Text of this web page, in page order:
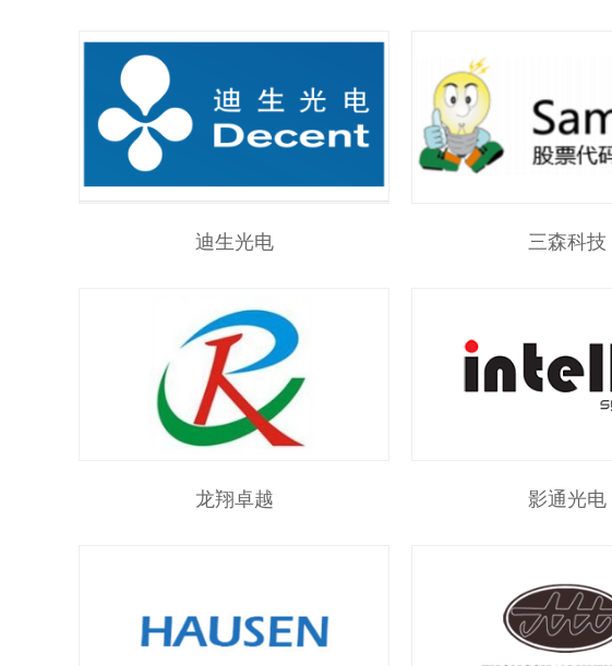
迪生光电 三森科技
龙翔卓越 影通光电